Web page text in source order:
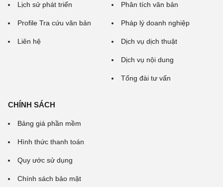
Lịch sử phát triển
Profile Tra cứu văn bản
Liên hệ
Phân tích văn bản
Pháp lý doanh nghiệp
Dịch vụ dịch thuật
Dịch vụ nội dung
Tổng đài tư vấn
CHÍNH SÁCH
Bảng giá phần mềm
Hình thức thanh toán
Quy ước sử dụng
Chính sách bảo mật